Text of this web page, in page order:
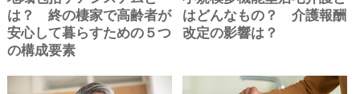
は？ 終の棲家で高齢者が
安心して暮らすための５つ
の構成要素
はどんなもの？ 介護報酬
改定の影響は？